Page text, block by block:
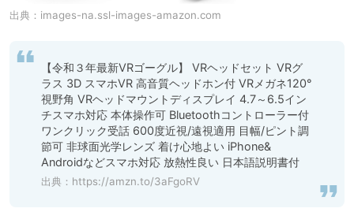
出典： images-na.ssl-images-amazon.com
【令和３年最新VRゴーグル】 VRヘッドセット VRグ
ラス 3D スマホVR 高音質ヘッドホン付 VRメガネ120°
視野角 VRヘッドマウントディスプレイ 4.7～6.5イン
チスマホ対応 本体操作可 Bluetoothコントローラー付
ワンクリック受話 600度近視/遠視適用 目幅/ピント調
節可 非球面光学レンズ 着け心地よい iPhone&
Androidなどスマホ対応 放熱性良い 日本語説明書付
出典： https://amzn.to/3aFgoRV